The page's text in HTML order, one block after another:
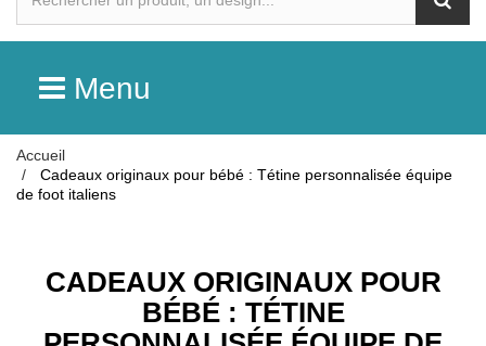
Menu
Accueil
Cadeaux originaux pour bébé : Tétine personnalisée équipe
de foot italiens
CADEAUX ORIGINAUX POUR
BÉBÉ : TÉTINE